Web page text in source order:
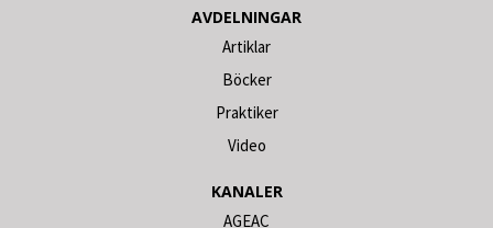
AVDELNINGAR
Artiklar
Böcker
Praktiker
Video
KANALER
AGEAC